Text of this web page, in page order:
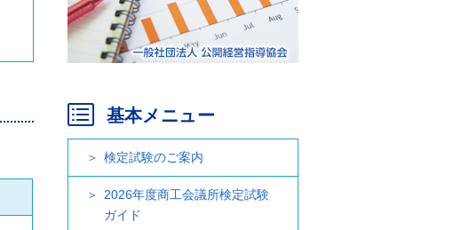
基本メニュー
検定試験のご案内
2026年度商工会議所検定試験
ガイド